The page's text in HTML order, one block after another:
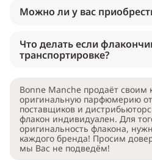
Можно ли у вас
Что делать если
транспортировке?
Bonne Manche продаёт своим
оригинальную парфюмерию
поставщиков и
флакон индивидуален. Для
оригинальность флакона,
каждого бренда! Просим
мы Вас не подведём!